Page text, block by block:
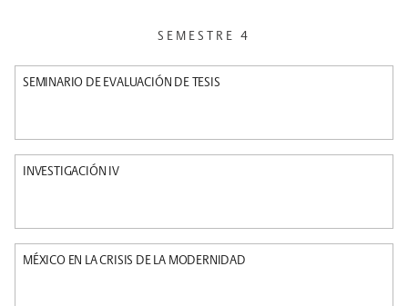
SEMESTRE 4
SEMINARIO DE EVALUACIÓN DE TESIS
INVESTIGACIÓN IV
MÉXICO EN LA CRISIS DE LA MODERNIDAD